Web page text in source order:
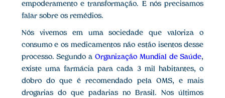
empoderamento e transformação. E nós precisamos
falar sobre os remédios.
Nós vivemos em uma sociedade que valoriza o
consumo e os medicamentos não estão isentos desse
processo. Segundo a Organização Mundial de Saúde,
existe uma farmácia para cada 3 mil habitantes, o
dobro do que é recomendado pela OMS, e mais
drogarias do que padarias no Brasil. Nos últimos